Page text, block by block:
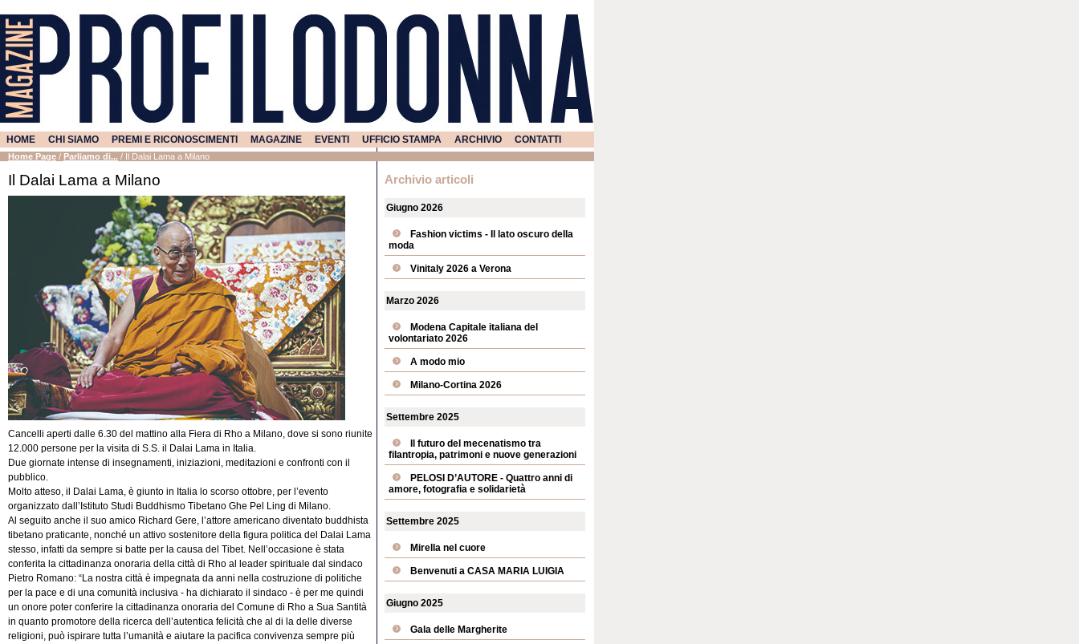
HOME CHI SIAMO PREMI E RICONOSCIMENTI MAGAZINE EVENTI UFFICIO STAMPA ARCHIVIO CONTATTI
Home Page / Parliamo di... / Il Dalai Lama a Milano
Il Dalai Lama a Milano
Cancelli aperti dalle 6.30 del mattino alla Fiera di Rho a Milano, dove si sono riunite
12.000 persone per la visita di S.S. il Dalai Lama in Italia.
Due giornate intense di insegnamenti, iniziazioni, meditazioni e confronti con il
pubblico.
Molto atteso, il Dalai Lama, è giunto in Italia lo scorso ottobre, per l’evento
organizzato dall’Istituto Studi Buddhismo Tibetano Ghe Pel Ling di Milano.
Al seguito anche il suo amico Richard Gere, l’attore americano diventato buddhista
tibetano praticante, nonché un attivo sostenitore della figura politica del Dalai Lama
stesso, infatti da sempre si batte per la causa del Tibet. Nell’occasione è stata
conferita la cittadinanza onoraria della città di Rho al leader spirituale dal sindaco
Pietro Romano: “La nostra città è impegnata da anni nella costruzione di politiche
per la pace e di una comunità inclusiva - ha dichiarato il sindaco - è per me quindi
un onore poter conferire la cittadinanza onoraria del Comune di Rho a Sua Santità
in quanto promotore della ricerca dell’autentica felicità che al di la delle diverse
religioni, può ispirare tutta l’umanità e aiutare la pacifica convivenza sempre più
Archivio articoli
Giugno 2026
Fashion victims - Il lato oscuro della
moda
Vinitaly 2026 a Verona
Marzo 2026
Modena Capitale italiana del
volontariato 2026
A modo mio
Milano-Cortina 2026
Settembre 2025
Il futuro del mecenatismo tra
filantropia, patrimoni e nuove generazioni
PELOSI D’AUTORE - Quattro anni di
amore, fotografia e solidarietà
Settembre 2025
Mirella nel cuore
Benvenuti a CASA MARIA LUIGIA
Giugno 2025
Gala delle Margherite